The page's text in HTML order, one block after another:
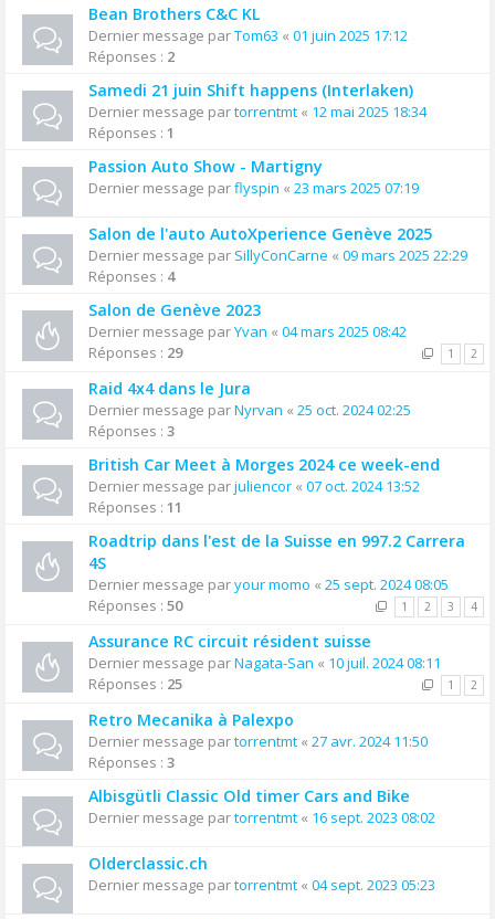
Bean Brothers C&C KL
Dernier message parTom63 « 01 juin 2025 17:12
Réponses : 2
Samedi 21 juin Shift happens (Interlaken)
Dernier message partorrentmt « 12 mai 2025 18:34
Réponses : 1
Passion Auto Show - Martigny
Dernier message parflyspin « 23 mars 2025 07:19
Salon de l'auto AutoXperience Genève 2025
Dernier message par SillyConCarne « 09 mars 2025 22:29
Réponses : 4
Salon de Genève 2023
Dernier message parYvan « 04 mars 2025 08:42
Réponses : 29 1 2
Raid 4x4 dans le Jura
Dernier message parNyrvan « 25 oct. 2024 02:25
Réponses : 3
British Car Meet à Morges 2024 ce week-end
Dernier message parjuliencor « 07 oct. 2024 13:52
Réponses : 11
Roadtrip dans l'est de la Suisse en 997.2 Carrera
4S
Dernier message paryour momo « 25 sept. 2024 08:05
Réponses : 50 1 2 3 4
Assurance RC circuit résident suisse
Dernier message parNagata-San « 10 juil. 2024 08:11
Réponses : 25 1 2
Retro Mecanika à Palexpo
Dernier message partorrentmt « 27 avr. 2024 11:50
Réponses : 3
Albisgütli Classic Old timer Cars and Bike
Dernier message partorrentmt « 16 sept. 2023 08:02
Olderclassic.ch
Dernier message partorrentmt « 04 sept. 2023 05:23